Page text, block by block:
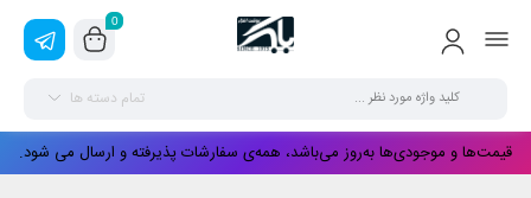
0
تمام دسته ها
قیمت‌ها و موجودی‌ها به‌روز می‌باشد، همه‌ی سفارشات پذیرفته و ارسال می شود.